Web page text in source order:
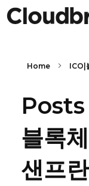
Home ICO|
블록
샌프